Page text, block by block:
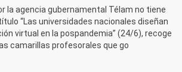
la agencia gubernamental Télam no tiene
“Las universidades nacionales diseñan
virtual en la pospandemia” (24/6), recoge
camarillas profesorales que go